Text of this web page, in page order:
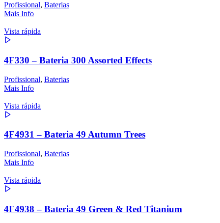
Profissional, Baterias
Mais Info
Vista rápida
4F330 – Bateria 300 Assorted Effects
Profissional, Baterias
Mais Info
Vista rápida
4F4931 – Bateria 49 Autumn Trees
Profissional, Baterias
Mais Info
Vista rápida
4F4938 – Bateria 49 Green & Red Titanium